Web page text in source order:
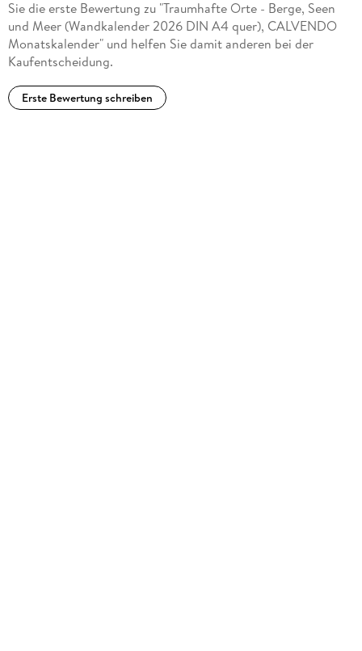
Sie die erste Bewertung zu "Traumhafte Orte - Berge, Seen
und Meer (Wandkalender 2026 DIN A4 quer), CALVENDO
Monatskalender" und helfen Sie damit anderen bei der
Kaufentscheidung.
Erste Bewertung schreiben